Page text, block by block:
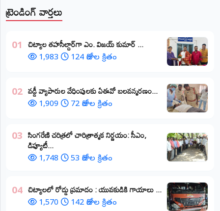
ట్రెండింగ్ వార్తలు
01 ​చిట్యాల తహసీల్దార్‌గా ఎం. విజయ్ కుమార్ ...
1,983 124 రోజుల క్రితం
02 వడ్డీ వ్యాపారుల వేధింపులకు ఏఈవో బలవన్మరణం...
1,909 72 రోజుల క్రితం
03 ​సింగరేణి చరిత్రలో చారిత్రాత్మక నిర్ణయం: సీఎం,
డిప్యూటీ...
1,748 53 రోజుల క్రితం
04 చిట్యాలలో రోడ్డు ప్రమాదం : యువకుడికి గాయాలు ​...
1,570 142 రోజుల క్రితం